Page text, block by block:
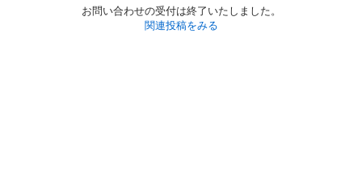
お問い合わせの受付は終了いたしました。
関連投稿をみる